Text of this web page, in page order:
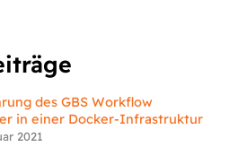
des GBS Workflow
in einer Docker-Infrastruktur
2021